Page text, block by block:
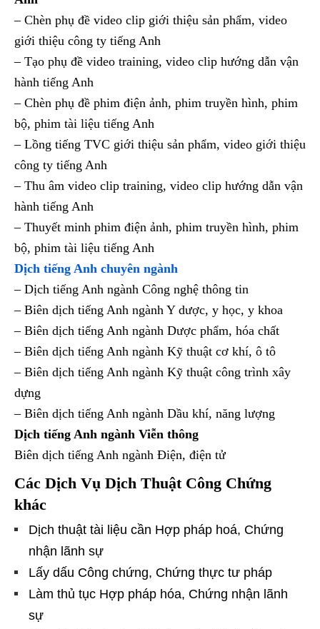
– Chèn phụ đề video clip giới thiệu sản phẩm, video
giới thiệu công ty tiếng Anh
– Tạo phụ đề video training, video clip hướng dẫn vận
hành tiếng Anh
– Chèn phụ đề phim điện ảnh, phim truyền hình, phim
bộ, phim tài liệu tiếng Anh
– Lồng tiếng TVC giới thiệu sản phẩm, video giới thiệu
công ty tiếng Anh
– Thu âm video clip training, video clip hướng dẫn vận
hành tiếng Anh
– Thuyết minh phim điện ảnh, phim truyền hình, phim
bộ, phim tài liệu tiếng Anh
Dịch tiếng Anh chuyên ngành
– Dịch tiếng Anh ngành Công nghệ thông tin
– Biên dịch tiếng Anh ngành Y dược, y học, y khoa
– Biên dịch tiếng Anh ngành Dược phẩm, hóa chất
– Biên dịch tiếng Anh ngành Kỹ thuật cơ khí, ô tô
– Biên dịch tiếng Anh ngành Kỹ thuật công trình xây
dựng
– Biên dịch tiếng Anh ngành Dầu khí, năng lượng
Dịch tiếng Anh ngành Viễn thông
Biên dịch tiếng Anh ngành Điện, điện tử
Các Dịch Vụ Dịch Thuật Công Chứng
khác
Dịch thuật tài liệu cần Hợp pháp hoá, Chứng
nhận lãnh sự
Lấy dấu Công chứng, Chứng thực tư pháp
Làm thủ tục Hợp pháp hóa, Chứng nhận lãnh
sự